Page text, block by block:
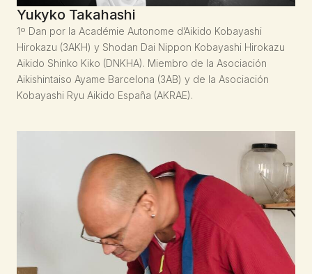
Yukyko Takahashi
1º Dan por la Académie Autonome d’Aikido Kobayashi
Hirokazu (3AKH) y Shodan Dai Nippon Kobayashi Hirokazu
Aikido Shinko Kiko (DNKHA). Miembro de la Asociación
Aikishintaiso Ayame Barcelona (3AB) y de la Asociación
Kobayashi Ryu Aikido España (AKRAE).